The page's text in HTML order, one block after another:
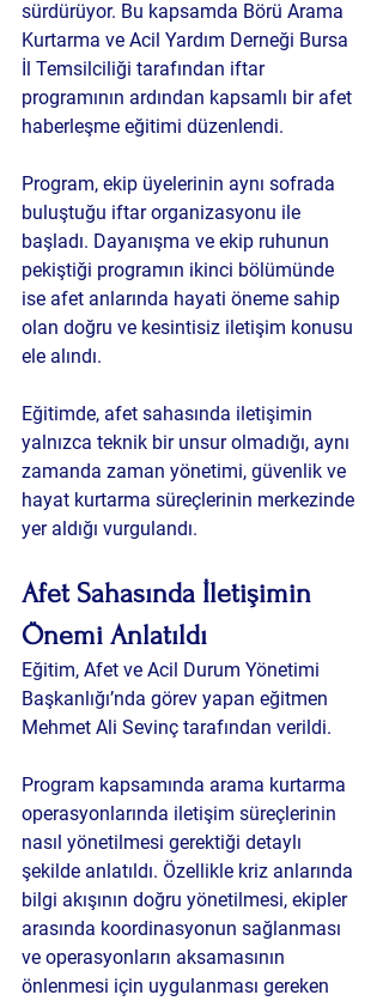
sürdürüyor. Bu kapsamda Börü Arama
Kurtarma ve Acil Yardım Derneği Bursa
İl Temsilciliği tarafından iftar
programının ardından kapsamlı bir afet
haberleşme eğitimi düzenlendi.
Program, ekip üyelerinin aynı sofrada
buluştuğu iftar organizasyonu ile
başladı. Dayanışma ve ekip ruhunun
pekiştiği programın ikinci bölümünde
ise afet anlarında hayati öneme sahip
olan doğru ve kesintisiz iletişim konusu
ele alındı.
Eğitimde, afet sahasında iletişimin
yalnızca teknik bir unsur olmadığı, aynı
zamanda zaman yönetimi, güvenlik ve
hayat kurtarma süreçlerinin merkezinde
yer aldığı vurgulandı.
Afet Sahasında İletişimin
Önemi Anlatıldı
Eğitim, Afet ve Acil Durum Yönetimi
Başkanlığı’nda görev yapan eğitmen
Mehmet Ali Sevinç tarafından verildi.
Program kapsamında arama kurtarma
operasyonlarında iletişim süreçlerinin
nasıl yönetilmesi gerektiği detaylı
şekilde anlatıldı. Özellikle kriz anlarında
bilgi akışının doğru yönetilmesi, ekipler
arasında koordinasyonun sağlanması
ve operasyonların aksamasının
önlenmesi için uygulanması gereken